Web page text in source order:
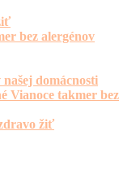
bez alergénov
domácnosti
Vianoce takmer bez
žiť